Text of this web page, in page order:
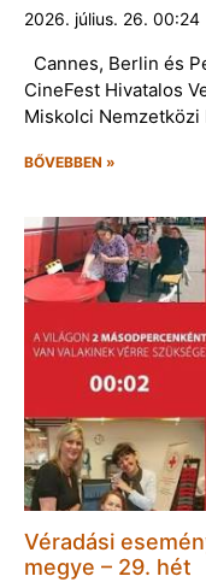
2026. július. 26. 00:24
Cannes, Berlin és
CineFest Hivatalos
Miskolci
BŐVEBBEN »
Véradási
megye – 29. hét